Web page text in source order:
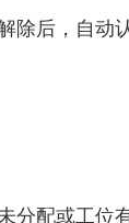
除后，自动
分配或工位